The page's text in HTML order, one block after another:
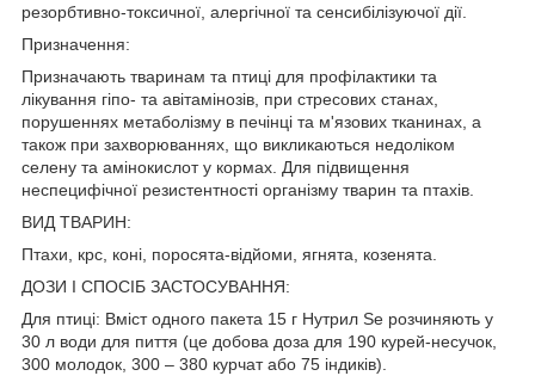
резорбтивно-токсичної, алергічної та сенсибілізуючої дії.
Призначення:
Призначають тваринам та птиці для профілактики та
лікування гіпо- та авітамінозів, при стресових станах,
порушеннях метаболізму в печінці та м'язових тканинах, а
також при захворюваннях, що викликаються недоліком
селену та амінокислот у кормах. Для підвищення
неспецифічної резистентності організму тварин та птахів.
ВИД ТВАРИН:
Птахи, крс, коні, поросята-відйоми, ягнята, козенята.
ДОЗИ І СПОСІБ ЗАСТОСУВАННЯ:
Для птиці: Вміст одного пакета 15 г Нутрил Se розчиняють у
30 л води для пиття (це добова доза для 190 курей-несучок,
300 молодок, 300 – 380 курчат або 75 індиків).